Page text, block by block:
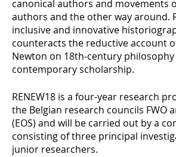
canonical authors and movements
authors and the other way around.
inclusive and innovative
counteracts the reductive account
Newton on 18th-century
contemporary scholarship.
RENEW18 is a four-year research
the Belgian research councils FWO
(EOS) and will be carried out by a
consisting of three principal
junior researchers.